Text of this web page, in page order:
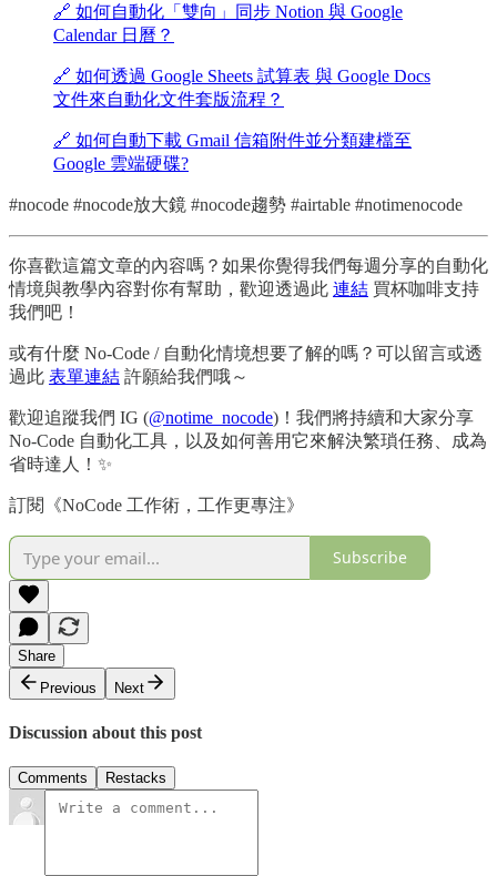
🔗 如何自動化「雙向」同步 Notion 與 Google
Calendar 日曆？
🔗 如何透過 Google Sheets 試算表 與 Google Docs
文件來自動化文件套版流程？
🔗 如何自動下載 Gmail 信箱附件並分類建檔至
Google 雲端硬碟?
#nocode #nocode放大鏡 #nocode趨勢 #airtable #notimenocode
你喜歡這篇文章的內容嗎？如果你覺得我們每週分享的自動化
情境與教學內容對你有幫助，歡迎透過此 連結 買杯咖啡支持
我們吧！
或有什麼 No-Code / 自動化情境想要了解的嗎？可以留言或透
過此 表單連結 許願給我們哦～
歡迎追蹤我們 IG (@notime_nocode)！我們將持續和大家分享
No-Code 自動化工具，以及如何善用它來解決繁瑣任務、成為
省時達人！✨
訂閱《NoCode 工作術，工作更專注》
Subscribe
Share
Previous
Next
Discussion about this post
Comments Restacks